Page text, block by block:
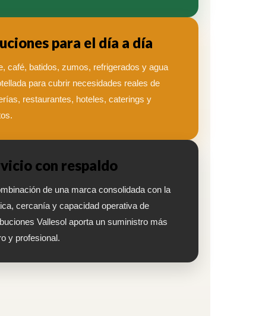
para el día a día
café, batidos, zumos, refrigerados y agua
para cubrir necesidades reales de
restaurantes, hoteles, caterings y
con respaldo
de una marca consolidada con la
cercanía y capacidad operativa de
Vallesol aporta un suministro más
y profesional.